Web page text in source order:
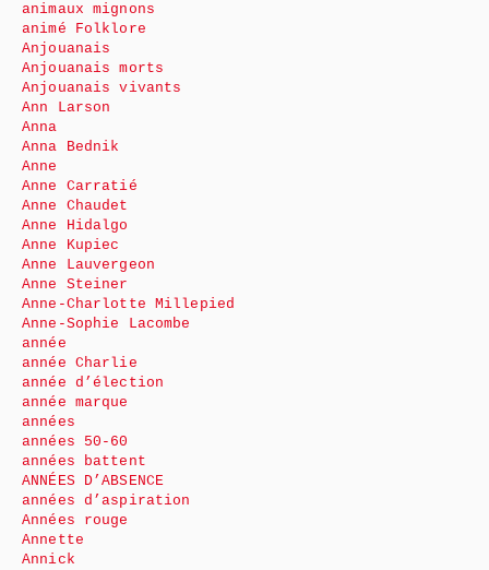
animaux mignons
animé Folklore
Anjouanais
Anjouanais morts
Anjouanais vivants
Ann Larson
Anna
Anna Bednik
Anne
Anne Carratié
Anne Chaudet
Anne Hidalgo
Anne Kupiec
Anne Lauvergeon
Anne Steiner
Anne-Charlotte Millepied
Anne-Sophie Lacombe
année
année Charlie
année d’élection
année marque
années
années 50-60
années battent
ANNÉES D’ABSENCE
années d’aspiration
Années rouge
Annette
Annick